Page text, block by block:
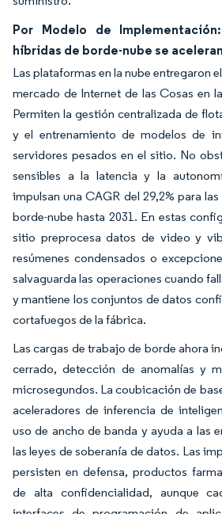
Por Modelo de
híbridas de borde-nube se aceleran
Las plataformas en la nube entregaron
mercado de Internet de las Cosas en
Permiten la gestión centralizada de
y el entrenamiento de modelos de
servidores pesados en el sitio. No
sensibles a la latencia y la
impulsan una CAGR del 29,2% para
borde-nube hasta 2031. En estas
sitio preprocesa datos de video y
resúmenes condensados o
salvaguarda las operaciones cuando
y mantiene los conjuntos de datos
cortafuegos de la fábrica.
Las cargas de trabajo de borde ahora
cerrado, detección de anomalías y
microsegundos. La coubicación de
aceleradores de inferencia de
uso de ancho de banda y ayuda a las
las leyes de soberanía de datos. Las
persisten en defensa, productos
de alta confidencialidad, aunque